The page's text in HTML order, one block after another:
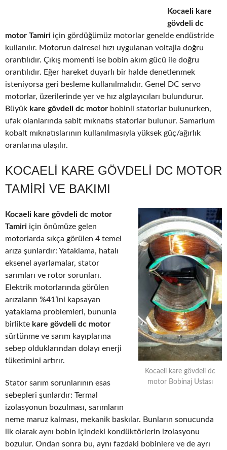
Kocaeli kare
gövdeli dc
motor Tamiri için gördüğümüz motorlar genelde endüstride
kullanılır. Motorun dairesel hızı uygulanan voltajla doğru
orantılıdır. Çıkış momenti ise bobin akım gücü ile doğru
orantılıdır. Eğer hareket duyarlı bir halde denetlenmek
isteniyorsa geri besleme kullanılmalıdır. Genel DC servo
motorlar, üzerilerinde yer ve hız algılayıcıları bulundurur.
Büyük kare gövdeli dc motor bobinli statorlar bulunurken,
ufak olanlarında sabit mıknatıs statorlar bulunur. Samarium
kobalt mıknatıslarının kullanılmasıyla yüksek güç/ağırlık
oranlarına ulaşılır.
KOCAELI KARE GÖVDELI DC MOTOR
TAMIRI VE BAKIMI
Kocaeli kare gövdeli dc
motor Bobinaj Ustası
Kocaeli kare gövdeli dc motor
Tamiri için önümüze gelen
motorlarda sıkça görülen 4 temel
arıza şunlardır: Yataklama, hatalı
eksenel ayarlamalar, stator
sarımları ve rotor sorunları.
Elektrik motorlarında görülen
arızaların %41’ini kapsayan
yataklama problemleri, bununla
birlikte kare gövdeli dc motor
sürtünme ve sarım kayıplarına
sebep olduklarından dolayı enerji
tüketimini artırır.
Stator sarım sorunlarının esas
sebepleri şunlardır: Termal
izolasyonun bozulması, sarımların
neme maruz kalması, mekanik baskılar. Bunların sonucunda
ilk olarak aynı bobin içindeki kondüktörlerin izolasyonu
bozulur. Ondan sonra bu, aynı fazdaki bobinlere ve de ayrı